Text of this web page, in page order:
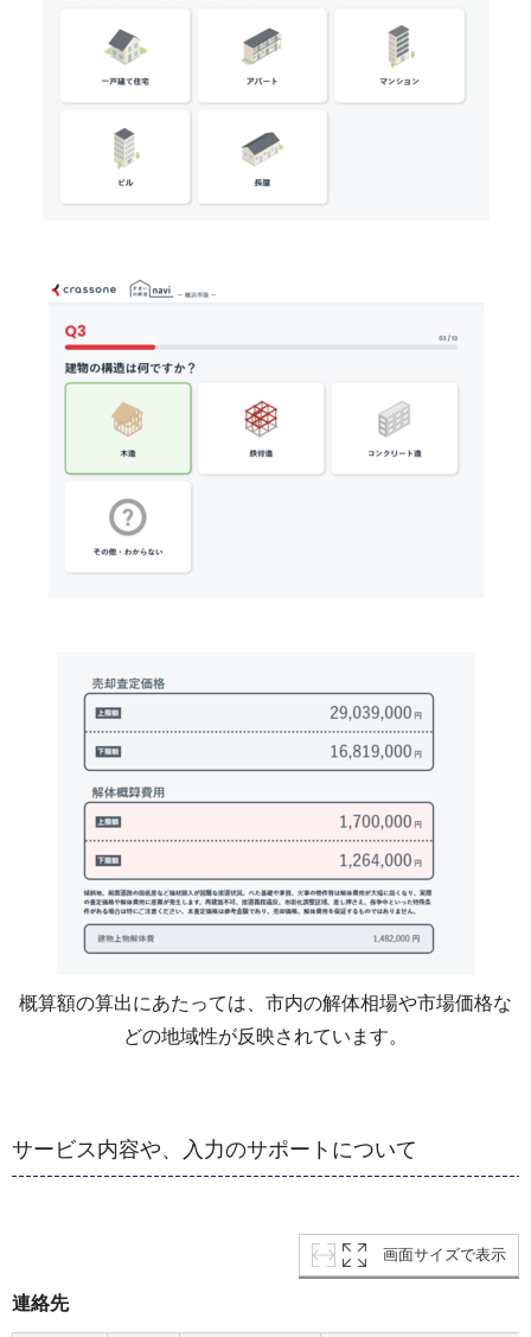
概算額の算出にあたっては、市内の解体相場や市場価格な
どの地域性が反映されています。
サービス内容や、入力のサポートについて
画面サイズで表示
連絡先